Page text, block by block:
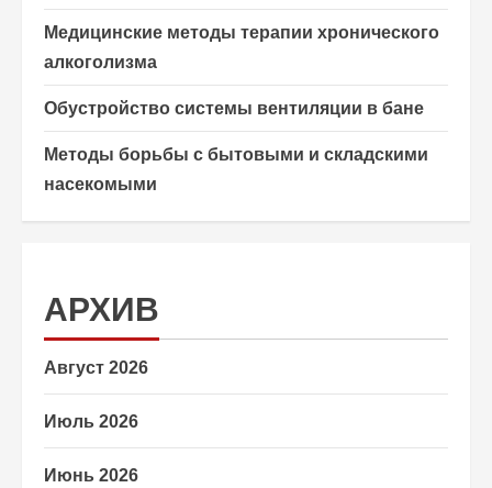
Медицинские методы терапии хронического
алкоголизма
Обустройство системы вентиляции в бане
Методы борьбы с бытовыми и складскими
насекомыми
АРХИВ
Август 2026
Июль 2026
Июнь 2026